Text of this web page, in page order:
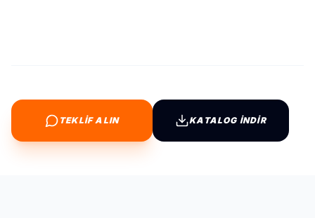
TEKLİF ALIN KATALOG İNDİR